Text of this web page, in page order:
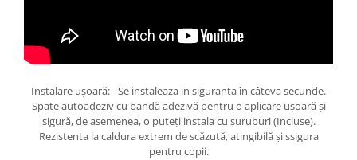
Instalare ușoară: - Se instaleaza in siguranta în câteva secunde.
Spate autoadeziv cu bandă adezivă pentru o aplicare ușoară și
sigură, de asemenea, o puteți instala cu șuruburi (Incluse).
Rezistenta la caldura extrem de scăzută, atingibilă și ssigura
pentru copii.